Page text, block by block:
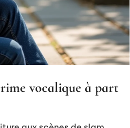
vocalique à part